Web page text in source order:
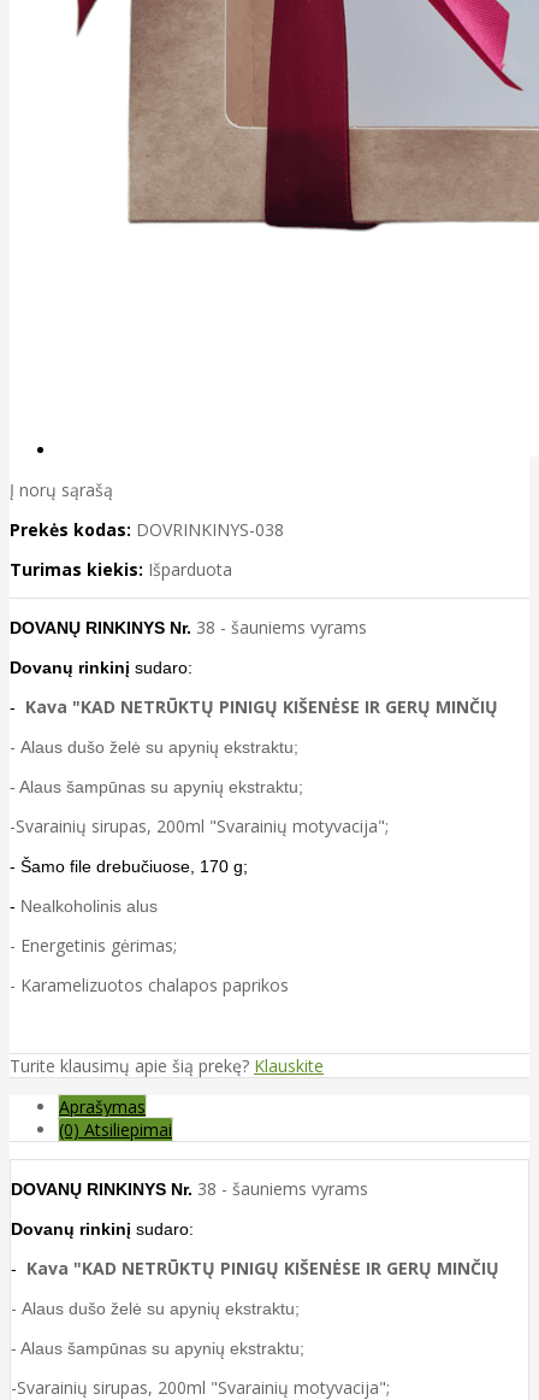
Į norų sąrašą
Prekės kodas: DOVRINKINYS-038
Turimas kiekis: Išparduota
DOVANŲ RINKINYS Nr. 38 - šauniems vyrams
Dovanų rinkinį sudaro:
-
Kava "KAD NETRŪKTŲ PINIGŲ KIŠENĖSE IR GERŲ MINČIŲ
- Alaus dušo želė su apynių ekstraktu;
- Alaus šampūnas su apynių ekstraktu;
-Svarainių sirupas, 200ml "Svarainių motyvacija";
- Šamo file drebučiuose, 170 g;
- Nealkoholinis alus
- Energetinis gėrimas;
- Karamelizuotos chalapos paprikos
Turite klausimų apie šią prekę? Klauskite
Aprašymas
(0) Atsiliepimai
DOVANŲ RINKINYS Nr. 38 - šauniems vyrams
Dovanų rinkinį sudaro:
-
Kava "KAD NETRŪKTŲ PINIGŲ KIŠENĖSE IR GERŲ MINČIŲ
- Alaus dušo želė su apynių ekstraktu;
- Alaus šampūnas su apynių ekstraktu;
-Svarainių sirupas, 200ml "Svarainių motyvacija";